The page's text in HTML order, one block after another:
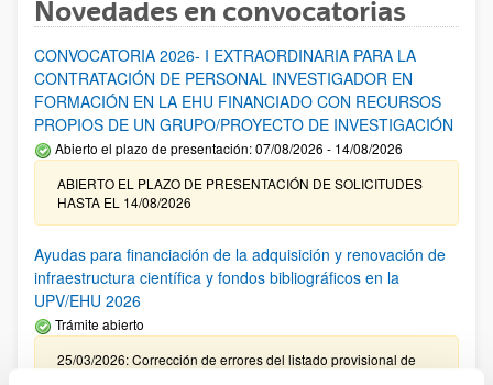
Novedades en convocatorias
CONVOCATORIA 2026- I EXTRAORDINARIA PARA LA
CONTRATACIÓN DE PERSONAL INVESTIGADOR EN
FORMACIÓN EN LA EHU FINANCIADO CON RECURSOS
PROPIOS DE UN GRUPO/PROYECTO DE INVESTIGACIÓN
Abierto el plazo de presentación: 07/08/2026 - 14/08/2026
ABIERTO EL PLAZO DE PRESENTACIÓN DE SOLICITUDES
HASTA EL 14/08/2026
Ayudas para financiación de la adquisición y renovación de
infraestructura científica y fondos bibliográficos en la
UPV/EHU 2026
Trámite abierto
25/03/2026: Corrección de errores del listado provisional de